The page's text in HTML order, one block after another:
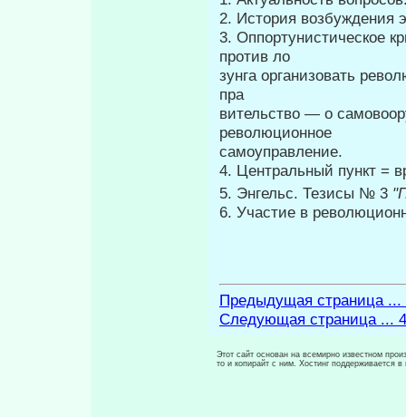
2. История возбуждения
3. Оппортунистическое
против ло­
зунга организовать
пра­
вительство — о
революционное
самоуправление.
4. Центральный пункт =
5. Энгельс. Тезисы № 3
6. Участие в
Предыдущая страница ...
Следующая страница ...
Этот сайт основан на всемирно известном
то и копирайт с ним. Хостинг поддерживается